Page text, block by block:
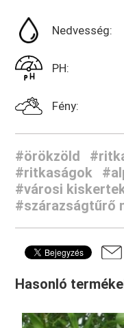
Nedvesség:
PH:
Fény:
#örökzöld
#ritkaságok
#városi
#szárazságtűrő
Hasonló